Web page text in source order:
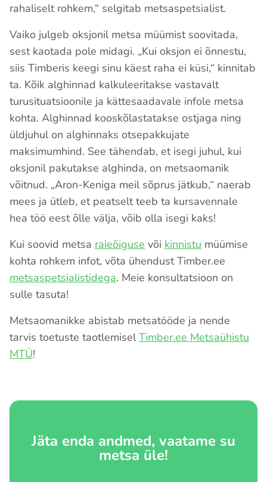
rahaliselt rohkem,“ selgitab metsaspetsialist.
Vaiko julgeb oksjonil metsa müümist soovitada,
sest kaotada pole midagi. „Kui oksjon ei õnnestu,
siis Timberis keegi sinu käest raha ei küsi,“ kinnitab
ta. Kõik alghinnad kalkuleeritakse vastavalt
turusituatsioonile ja kättesaadavale infole metsa
kohta. Alghinnad kooskõlastatakse ostjaga ning
üldjuhul on alghinnaks otsepakkujate
maksimumhind. See tähendab, et isegi juhul, kui
oksjonil pakutakse alghinda, on metsaomanik
võitnud. „Aron-Keniga meil sõprus jätkub,“ naerab
mees ja ütleb, et peatselt teeb ta kursavennale
hea töö eest õlle välja, võib olla isegi kaks!
Kui soovid metsa raieõiguse või kinnistu müümise
kohta rohkem infot, võta ühendust Timber.ee
metsaspetsialistidega. Meie konsultatsioon on
sulle tasuta!
Metsaomanikke abistab metsatööde ja nende
tarvis toetuste taotlemiselTimber.ee Metsaühistu
MTÜ!
Jäta enda andmed, vaatame su
metsa üle!